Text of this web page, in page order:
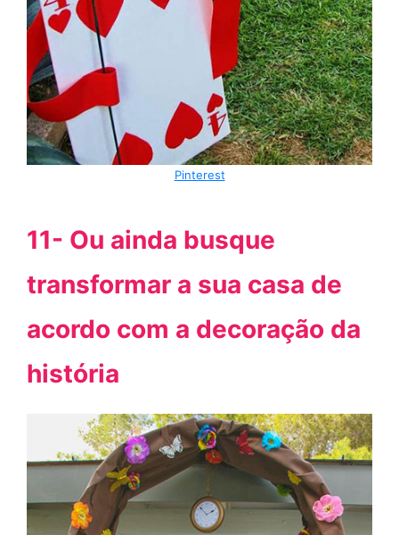
Pinterest
11- Ou ainda busque
transformar a sua casa de
acordo com a decoração da
história